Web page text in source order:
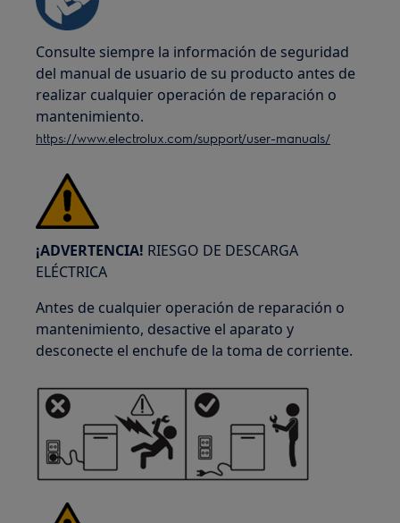
Consulte siempre la información de seguridad
del manual de usuario de su producto antes de
realizar cualquier operación de reparación o
mantenimiento.
https://www.electrolux.com/support/user-manuals/
¡ADVERTENCIA! RIESGO DE DESCARGA
ELÉCTRICA
Antes de cualquier operación de reparación o
mantenimiento, desactive el aparato y
desconecte el enchufe de la toma de corriente.